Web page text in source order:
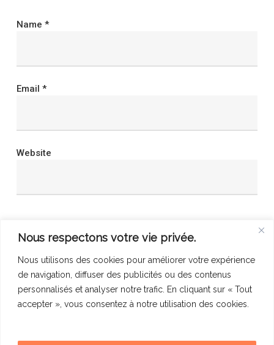
Nous respectons votre vie privée.
Nous utilisons des cookies pour améliorer votre expérience
de navigation, diffuser des publicités ou des contenus
personnalisés et analyser notre trafic. En cliquant sur « Tout
accepter », vous consentez à notre utilisation des cookies.
Name *
Email *
Website
Save my name, email, and website in this browser
for the next time I comment.